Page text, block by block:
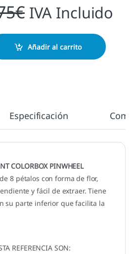
€ IVA Incluido
Añadir al carrito
Especificación
COLORBOX PINWHEEL
8 pétalos con forma de flor,
y fácil de extraer. Tiene
su parte inferior que facilita la
REFERENCIA SON: